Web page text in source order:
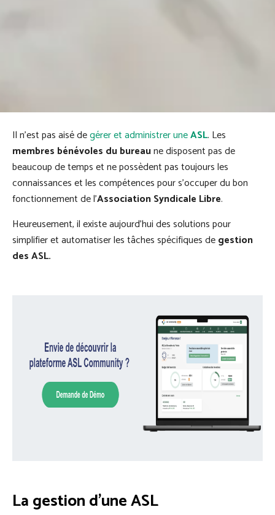
Il n’est pas aisé degérer et administrer uneASL. Les
membres bénévoles du bureaune disposent pas de
beaucoup de temps et ne possèdent pas toujours les
connaissances et les compétences pour s’occuper du bon
fonctionnement de l’Association Syndicale Libre.
Heureusement, il existe aujourd’hui des solutions pour
simplifier et automatiser les tâches spécifiques degestion
des ASL.
La gestion d’une ASL